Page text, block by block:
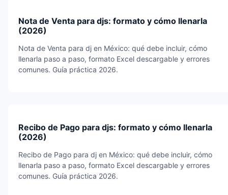
Nota de Venta para djs: formato y cómo llenarla
(2026)
Nota de Venta para dj en México: qué debe incluir, cómo
llenarla paso a paso, formato Excel descargable y errores
comunes. Guía práctica 2026.
Recibo de Pago para djs: formato y cómo llenarla
(2026)
Recibo de Pago para dj en México: qué debe incluir, cómo
llenarla paso a paso, formato Excel descargable y errores
comunes. Guía práctica 2026.